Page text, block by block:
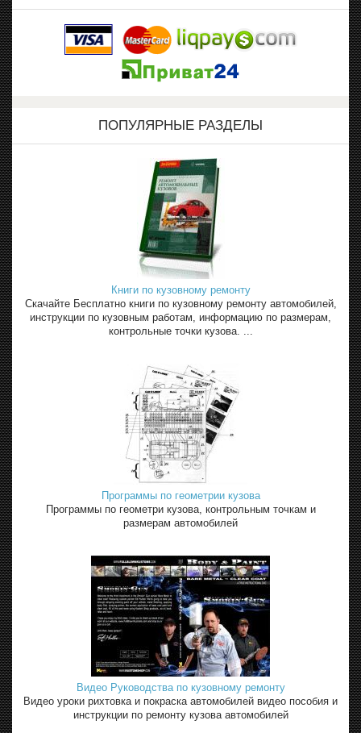
ПОПУЛЯРНЫЕ РАЗДЕЛЫ
Книги по кузовному ремонту
Скачайте Бесплатно книги по кузовному ремонту автомобилей,
инструкции по кузовным работам, информацию по размерам,
контрольные точки кузова. ...
Программы по геометрии кузова
Программы по геометри кузова, контрольным точкам и
размерам автомобилей
Видео Руководства по кузовному ремонту
Видео уроки рихтовка и покраска автомобилей видео пособия и
инструкции по ремонту кузова автомобилей